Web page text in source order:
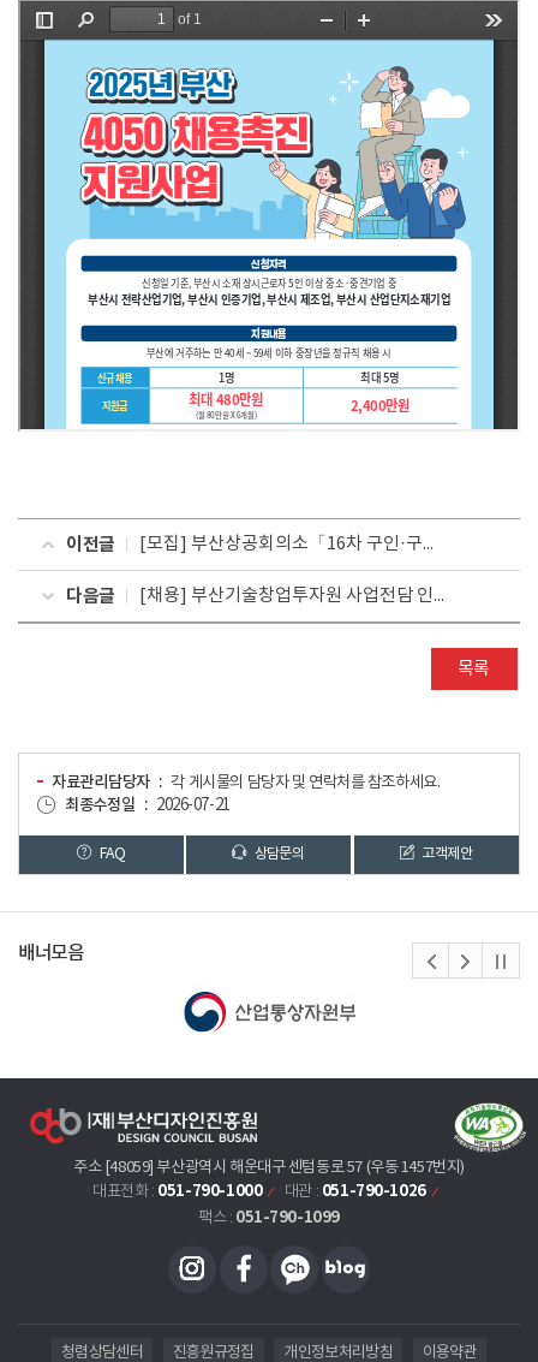
이전글 [모집] 부산상공회의소「16차 구인·구직 JOB 매칭데이」
다음글 [채용] 부산기술창업투자원 사업전담 인력 채용 공고
목록
자료관리담당자
각 게시물의 담당자 및 연락처를 참조하세요.
최종수정일
2026-07-21
FAQ 상담문의 고객제안
배너모음
주소 [48059] 부산광역시 해운대구 센텀동로 57 (우동 1457번지)
대표전화 : 051-790-1000 대관 : 051-790-1026
팩스 : 051-790-1099
청렴상담센터 진흥원규정집 개인정보처리방침 이용약관